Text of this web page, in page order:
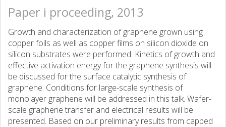
Paper i proceeding, 2013
Growth and characterization of graphene grown using
copper foils as well as copper films on silicon dioxide on
silicon substrates were performed. Kinetics of growth and
effective activation energy for the graphene synthesis will
be discussed for the surface catalytic synthesis of
graphene. Conditions for large-scale synthesis of
monolayer graphene will be addressed in this talk. Wafer-
scale graphene transfer and electrical results will be
presented. Based on our preliminary results from capped